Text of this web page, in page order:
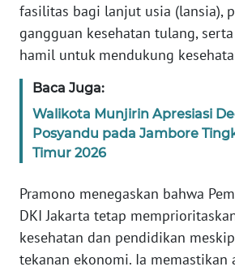
fasilitas bagi lanjut usia (lansia),
gangguan kesehatan tulang,
hamil untuk mendukung
Baca Juga:
Walikota Munjirin Apresiasi
Posyandu pada Jambore
Timur 2026
Pramono menegaskan bahwa
DKI Jakarta tetap
kesehatan dan pendidikan
tekanan ekonomi. Ia memastikan
WN
PAPUA
PAPUA
BARAT
WN
WN